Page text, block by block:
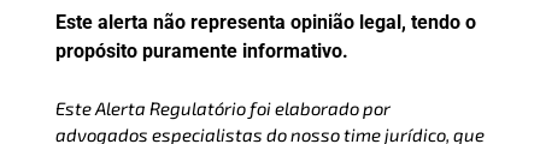
Este alerta não representa opinião legal, tendo o
propósito puramente informativo.
Este Alerta Regulatório foi elaborado por
advogados especialistas do nosso time jurídico, que